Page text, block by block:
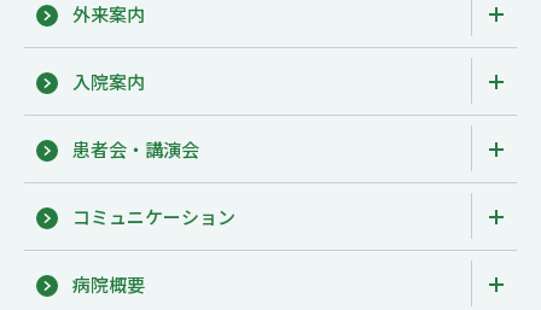
外来案内
入院案内
患者会・講演会
コミュニケーション
病院概要